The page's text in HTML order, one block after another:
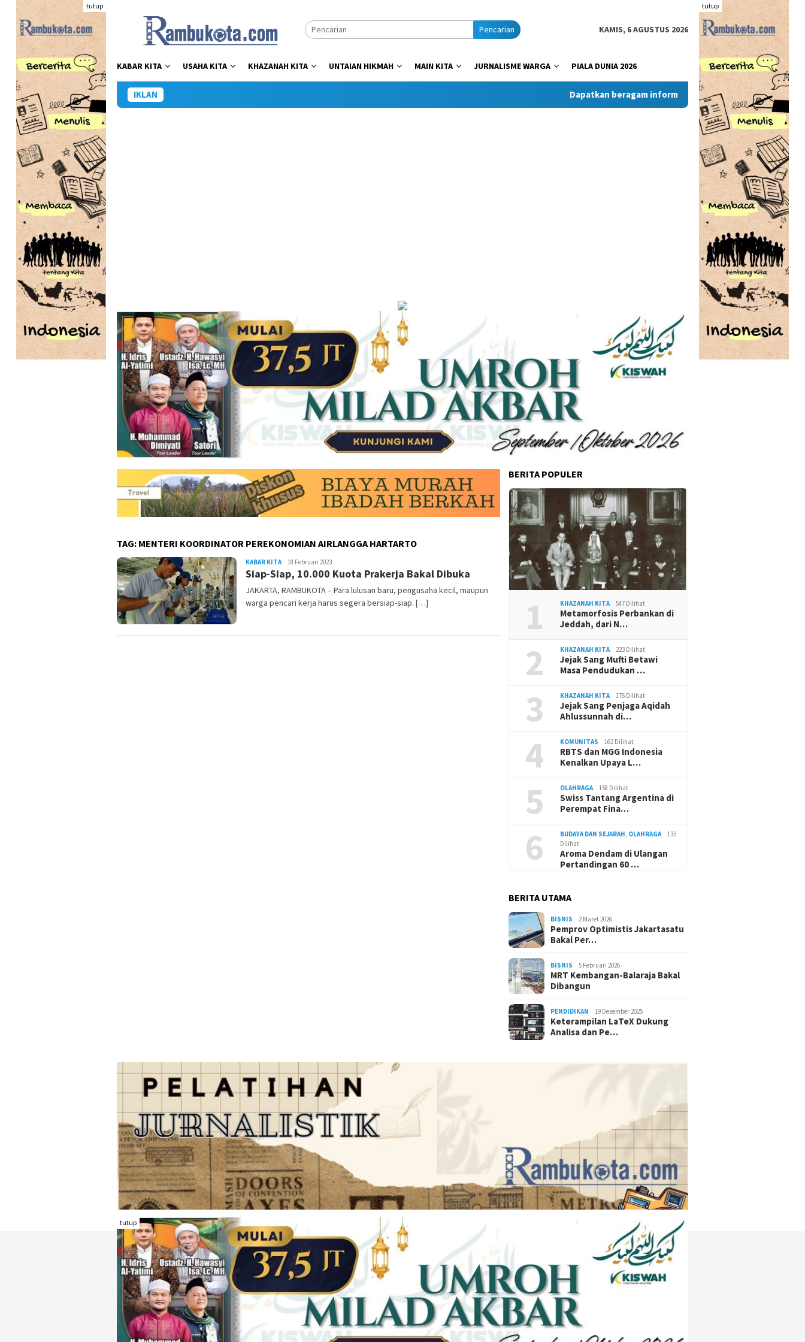
Loncat
konten
tutup tutup
Pencarian KAMIS, 6 AGUSTUS 2026
KABAR KITA USAHA KITA KHAZANAH KITA UNTAIAN HIKMAH MAIN KITA JURNALISME WARGA PIALA DUNIA 2026
IKLAN Dapatkan beragam informasi dan berita menarik dari situs
TAG: MENTERI KOORDINATOR PEREKONOMIAN AIRLANGGA HARTARTO
KABAR KITARambu
Kota
18 Februari 2023
Siap-Siap, 10.000 Kuota Prakerja Bakal Dibuka
JAKARTA, RAMBUKOTA – Para lulusan baru, pengusaha kecil, maupun
warga pencari kerja harus segera bersiap-siap. […]
BERITA POPULER
1 KHAZANAH KITA 547 Dilihat
Metamorfosis Perbankan di
Jeddah, dari N…
2 KHAZANAH KITA 223 Dilihat
Jejak Sang Mufti Betawi
Masa Pendudukan …
3 KHAZANAH KITA 176 Dilihat
Jejak Sang Penjaga Aqidah
Ahlussunnah di…
4 KOMUNITAS 162 Dilihat
RBTS dan MGG Indonesia
Kenalkan Upaya L…
5 OLAHRAGA 158 Dilihat
Swiss Tantang Argentina di
Perempat Fina…
6 BUDAYA DAN SEJARAH OLAHRAGA
135
Dilihat
Aroma Dendam di Ulangan
Pertandingan 60 …
BERITA UTAMA
BISNIS 2 Maret 2026
Pemprov Optimistis Jakartasatu
Bakal Per…
BISNIS 5 Februari 2026
MRT Kembangan-Balaraja Bakal
Dibangun
PENDIDIKAN 19 Desember 2025
Keterampilan LaTeX Dukung
Analisa dan Pe…
TENTANG RAMBU KOTA REDAKSI
DISCLAIMER
KONTAK KAMI
FORM PENGADUAN
PEDOMAN MEDIA SIBER
KARIR
JARINGAN SOCIAL
Facebook Twitter
Instagram
Linkedin
Youtube
tutup